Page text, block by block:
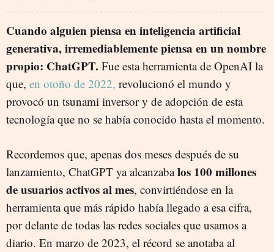
Cuando alguien piensa en inteligencia artificial
generativa, irremediablemente piensa en un nombre
propio: ChatGPT. Fue esta herramienta de OpenAI la
que, en otoño de 2022, revolucionó el mundo y
provocó un tsunami inversor y de adopción de esta
tecnología que no se había conocido hasta el momento.
Recordemos que, apenas dos meses después de su
lanzamiento, ChatGPT ya alcanzabalos 100 millones
de usuarios activos al mes, convirtiéndose en la
herramienta que más rápido había llegado a esa cifra,
por delante de todas las redes sociales que usamos a
diario. En marzo de 2023, el récord se anotaba al